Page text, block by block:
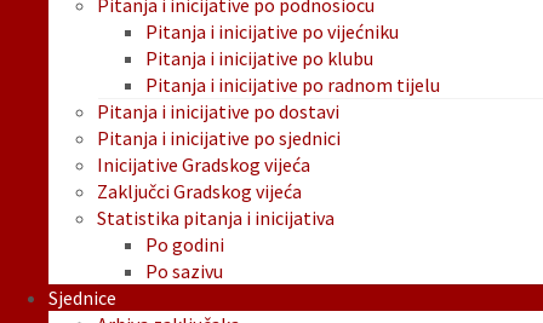
Pitanja i inicijative po podnosiocu
Pitanja i inicijative po vijećniku
Pitanja i inicijative po klubu
Pitanja i inicijative po radnom tijelu
Pitanja i inicijative po dostavi
Pitanja i inicijative po sjednici
Inicijative Gradskog vijeća
Zaključci Gradskog vijeća
Statistika pitanja i inicijativa
Po godini
Po sazivu
Sjednice